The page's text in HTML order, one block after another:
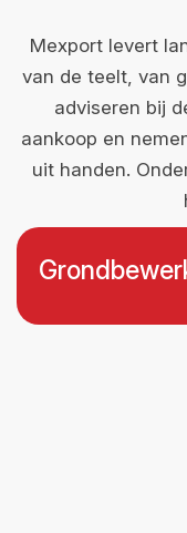
Mexport levert
van de teelt, van
adviseren bij
aankoop en
uit handen.